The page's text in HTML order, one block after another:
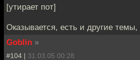
[утирает пот]
Оказывается, есть и другие
Goblin »
#104 | 31.03.05 00:28